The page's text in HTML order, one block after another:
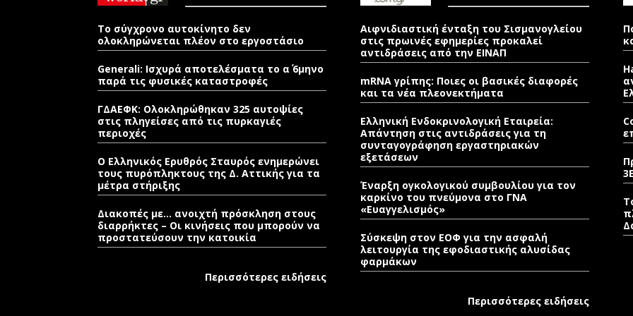
Το σύγχρονο αυτοκίνητο δεν
ολοκληρώνεται πλέον στο εργοστάσιο
Generali: Ισχυρά αποτελέσματα το α΄ 6μηνο
παρά τις φυσικές καταστροφές
ΓΔΑΕΦΚ: Ολοκληρώθηκαν 325 αυτοψίες
στις πληγείσες από τις πυρκαγιές
περιοχές
Ο Ελληνικός Ερυθρός Σταυρός ενημερώνει
τους πυρόπληκτους της Δ. Αττικής για τα
μέτρα στήριξης
Διακοπές με… ανοιχτή πρόσκληση στους
διαρρήκτες – Οι κινήσεις που μπορούν να
προστατεύσουν την κατοικία
Περισσότερες ειδήσεις
Αιφνιδιαστική ένταξη του Σισμανογλείου
στις πρωινές εφημερίες προκαλεί
αντιδράσεις από την ΕΙΝΑΠ
mRNA γρίπης: Ποιες οι βασικές διαφορές
και τα νέα πλεονεκτήματα
Ελληνική Ενδοκρινολογική Εταιρεία:
Απάντηση στις αντιδράσεις για τη
συνταγογράφηση εργαστηριακών
εξετάσεων
Έναρξη ογκολογικού συμβουλίου για τον
καρκίνο του πνεύμονα στο ΓΝΑ
«Ευαγγελισμός»
Σύσκεψη στον ΕΟΦ για την ασφαλή
λειτουργία της εφοδιαστικής αλυσίδας
φαρμάκων
Περισσότερες ειδήσεις